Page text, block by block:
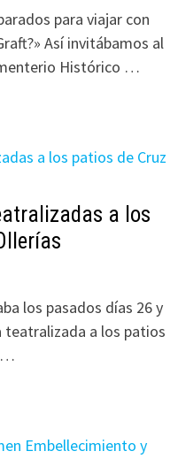
para viajar con
Así invitábamos al
Histórico …
a los
los pasados días 26 y
teatralizada a los patios
…